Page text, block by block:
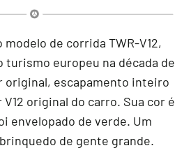
de corrida TWR-V12,
turismo europeu na década de
original, escapamento inteiro
original do carro. Sua cor é
envelopado de verde. Um
de gente grande.